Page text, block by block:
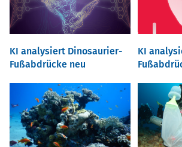
KI analysiert Dinosaurier-
Fußabdrücke neu
KI